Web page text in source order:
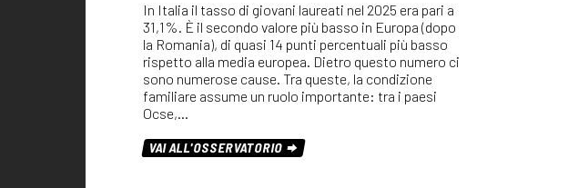
In Italia il tasso di giovani laureati nel 2025 era pari a
31,1%. È il secondo valore più basso in Europa (dopo
la Romania), di quasi 14 punti percentuali più basso
rispetto alla media europea. Dietro questo numero ci
sono numerose cause. Tra queste, la condizione
familiare assume un ruolo importante: tra i paesi
Ocse,…
VAI ALL'OSSERVATORIO